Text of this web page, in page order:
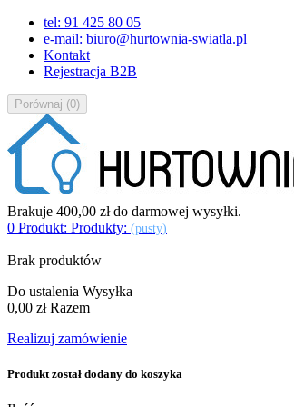
tel: 91 425 80 05
e-mail: biuro@hurtownia-swiatla.pl
Kontakt
Rejestracja B2B
Porównaj (0)
Brakuje 400,00 złdo darmowej wysyłki.
0 Produkt: Produkty: (pusty)
Brak produktów
Do ustalenia Wysyłka
0,00 zł Razem
Realizuj zamówienie
Produkt został dodany do koszyka